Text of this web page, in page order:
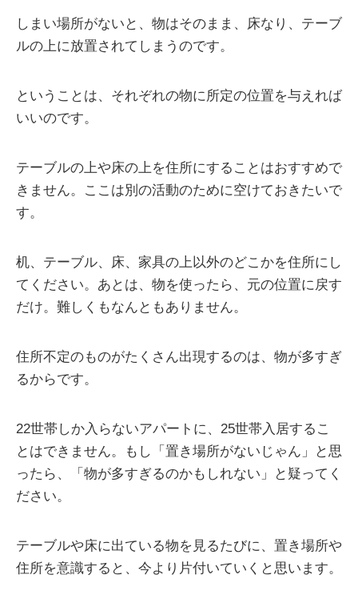
しまい場所がないと、物はそのまま、床なり、テーブ
ルの上に放置されてしまうのです。
ということは、それぞれの物に所定の位置を与えれば
いいのです。
テーブルの上や床の上を住所にすることはおすすめで
きません。ここは別の活動のために空けておきたいで
す。
机、テーブル、床、家具の上以外のどこかを住所にし
てください。あとは、物を使ったら、元の位置に戻す
だけ。難しくもなんともありません。
住所不定のものがたくさん出現するのは、物が多すぎ
るからです。
22世帯しか入らないアパートに、25世帯入居するこ
とはできません。もし「置き場所がないじゃん」と思
ったら、「物が多すぎるのかもしれない」と疑ってく
ださい。
テーブルや床に出ている物を見るたびに、置き場所や
住所を意識すると、今より片付いていくと思います。